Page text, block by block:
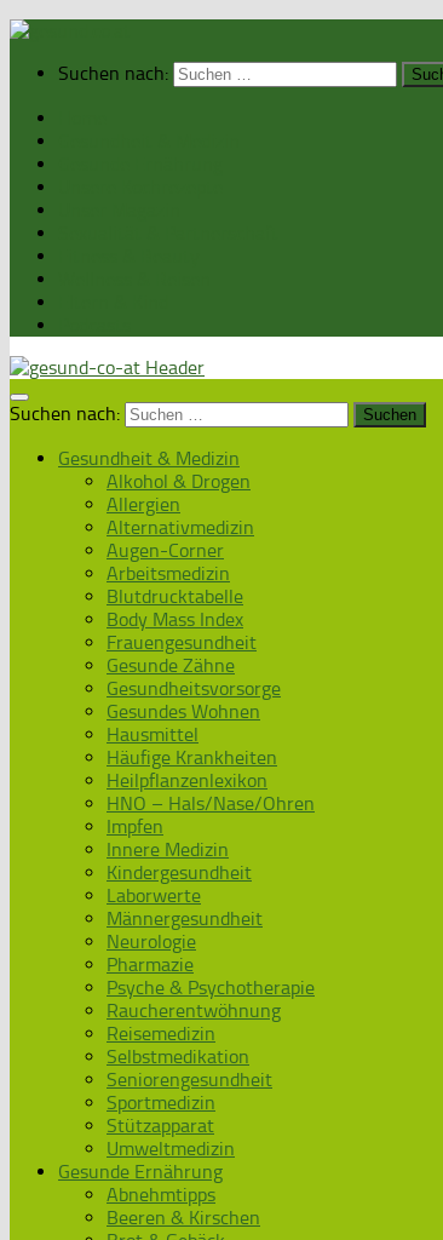
Suchen nach:
Suchen nach:
Gesundheit & Medizin
Alkohol & Drogen
Allergien
Alternativmedizin
Augen-Corner
Arbeitsmedizin
Blutdrucktabelle
Body Mass Index
Frauengesundheit
Gesunde Zähne
Gesundheitsvorsorge
Gesundes Wohnen
Hausmittel
Häufige Krankheiten
Heilpflanzenlexikon
HNO – Hals/Nase/Ohren
Impfen
Innere Medizin
Kindergesundheit
Laborwerte
Männergesundheit
Neurologie
Pharmazie
Psyche & Psychotherapie
Raucherentwöhnung
Reisemedizin
Selbstmedikation
Seniorengesundheit
Sportmedizin
Stützapparat
Umweltmedizin
Gesunde Ernährung
Abnehmtipps
Beeren & Kirschen